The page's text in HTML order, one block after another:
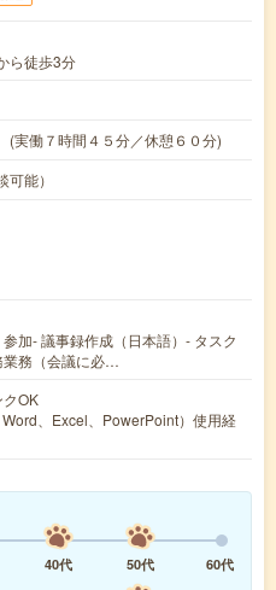
ら徒歩3分
実働７時間４５分／休憩６０分)
能）
加- 議事録作成（日本語）- タスク
業務（会議に必…
OK
、Excel、PowerPoint）使用経
40代 50代
60代